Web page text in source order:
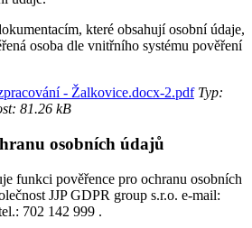
které obsahují osobní údaje,
osoba dle vnitřního systému pověření
- Žalkovice.docx-2.pdfTyp:
81.26 kB
osobních údajů
funkci pověřence pro ochranu osobních
JJP GDPR group s.r.o. e-mail:
702 142 999 .